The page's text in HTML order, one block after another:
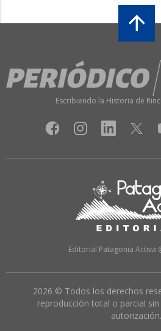
Escribiendo la Historia de
Editorial Patagonia Activa
2026 © Todos los derechos
reproducción total o parcial
autorización.